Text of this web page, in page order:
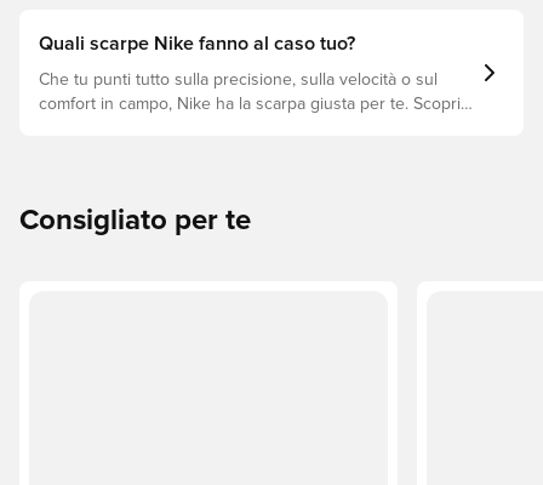
tipo di superficie!
Quali scarpe Nike fanno al caso tuo?
Che tu punti tutto sulla precisione, sulla velocità o sul
comfort in campo, Nike ha la scarpa giusta per te. Scopri
Consigliato per te